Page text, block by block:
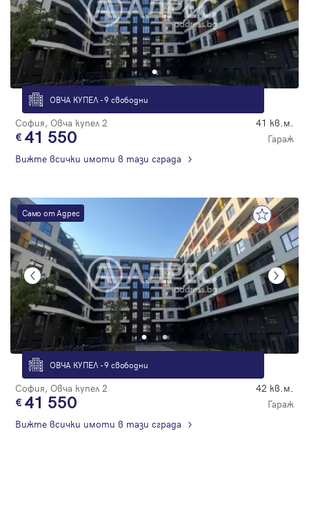
ОВЧА КУПЕЛ - 9 свободни
София, Овча купел 2 41 кв.м.
41 550
Гараж
Вижте всички имоти в тази сграда
Само от Адрес
ОВЧА КУПЕЛ - 9 свободни
София, Овча купел 2 42 кв.м.
41 550
Гараж
Вижте всички имоти в тази сграда